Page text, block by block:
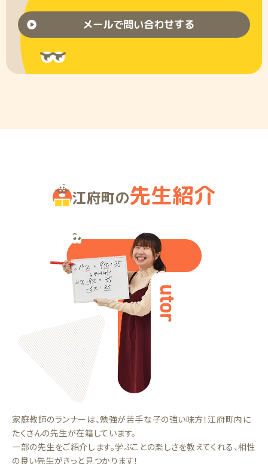
メールで問い合わせする
江府町の先生紹介
家庭教師のランナーは、勉強が苦手な子の強い味方！江府町内に
たくさんの先生が在籍しています。
一部の先生をご紹介します。学ぶことの楽しさを教えてくれる、相性
の良い先生がきっと見つかります！